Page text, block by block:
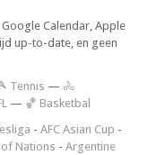
Calendar, Apple
up-to-date, en geen
Tennis — 🚴
— 🏀 Basketbal
- AFC Asian Cup -
Nations - Argentine